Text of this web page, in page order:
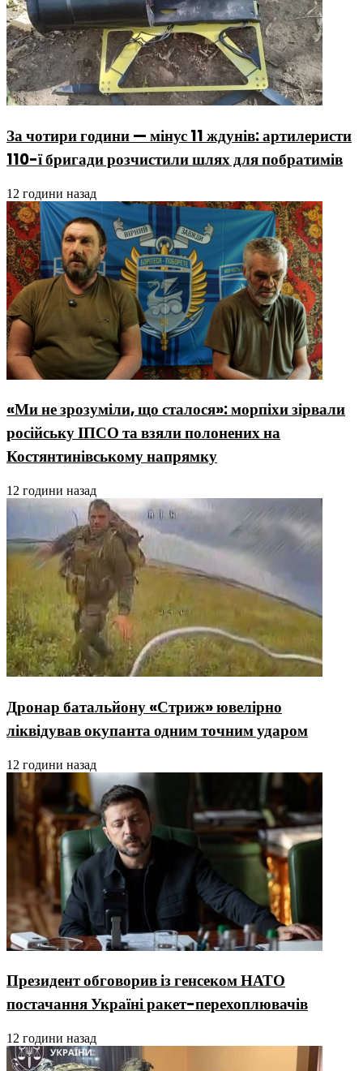
За чотири години — мінус 11 ждунів: артилеристи
110-ї бригади розчистили шлях для побратимів
12 години назад
«Ми не зрозуміли, що сталося»: морпіхи зірвали
російську ІПСО та взяли полонених на
Костянтинівському напрямку
12 години назад
Дронар батальйону «Стриж» ювелірно
ліквідував окупанта одним точним ударом
12 години назад
Президент обговорив із генсеком НАТО
постачання Україні ракет-перехоплювачів
12 години назад